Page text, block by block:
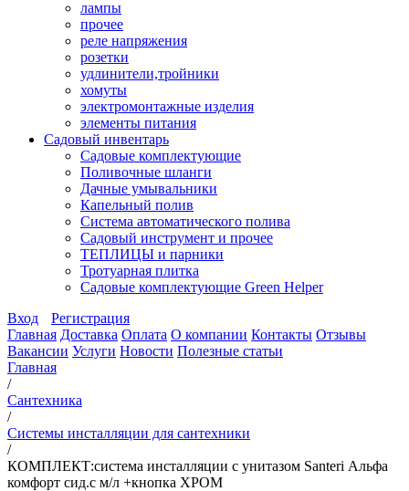
лампы
прочее
реле напряжения
розетки
удлинители,тройники
хомуты
электромонтажные изделия
элементы питания
Садовый инвентарь
Садовые комплектующие
Поливочные шланги
Дачные умывальники
Капельный полив
Система автоматического полива
Садовый инструмент и прочее
ТЕПЛИЦЫ и парники
Тротуарная плитка
Садовые комплектующие Green Helper
Вход
Регистрация
Главная Доставка Оплата О компании Контакты Отзывы
Вакансии Услуги Новости Полезные статьи
Главная
/
Сантехника
/
Системы инсталляции для сантехники
/
КОМПЛЕКТ:система инсталляции с унитазом Santeri Альфа
комфорт сид.с м/л +кнопка ХРОМ